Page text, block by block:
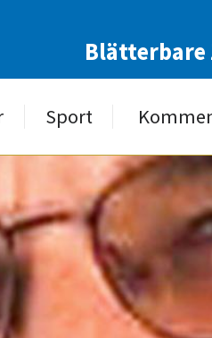
Blätterbare
Sport